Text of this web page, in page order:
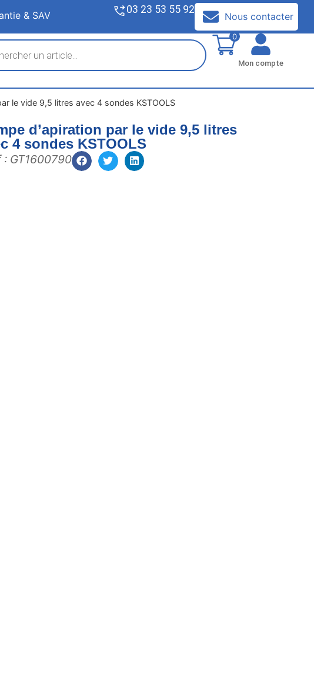
& SAV 03 23 53 55 92
Nous contacter
0
Mon compte
le vide 9,5 litres avec 4 sondes KSTOOLS
d’apiration par le vide 9,5 litres
4 sondes KSTOOLS
: GT1600790